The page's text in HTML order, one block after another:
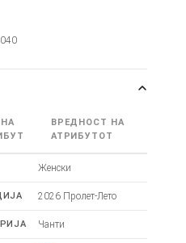
ВРЕДНОСТ НА
АТРИБУТОТ
Женски
2026 Пролет-Лето
Чанти